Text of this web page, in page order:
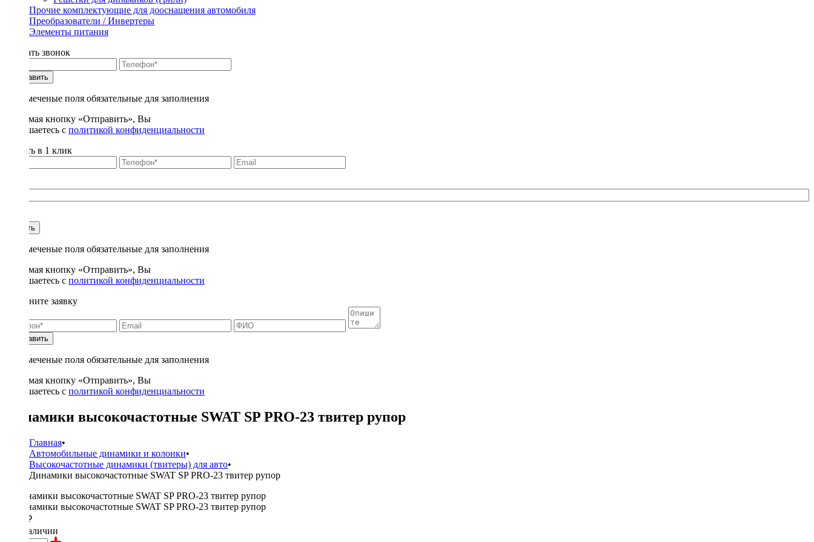
Прочие комплектующие для дооснащения автомобиля
Преобразователи / Инвертеры
Элементы питания
Заказать звонок
Отправить
* - отмеченые поля обязательные для заполнения
Нажимая кнопку «Отправить», Вы
соглашаетесь с политикой конфиденциальности
Купить в 1 клик
Купить
* - отмеченые поля обязательные для заполнения
Нажимая кнопку «Отправить», Вы
соглашаетесь с политикой конфиденциальности
Заполните заявку
Отправить
* - отмеченые поля обязательные для заполнения
Нажимая кнопку «Отправить», Вы
соглашаетесь с политикой конфиденциальности
Динамики высокочастотные SWAT SP PRO-23 твитер рупор
Главная•
Автомобильные динамики и колонки•
Высокочастотные динамики (твитеры) для авто•
Динамики высокочастотные SWAT SP PRO-23 твитер рупор
3300 ₽
в наличии